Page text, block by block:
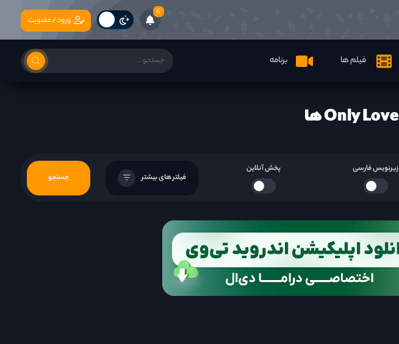
6
فیلم ها برنامه
ورود/عضویت
زیرنویس فارسی پخش آنلاین
فیلتر های بیشتر جستجو